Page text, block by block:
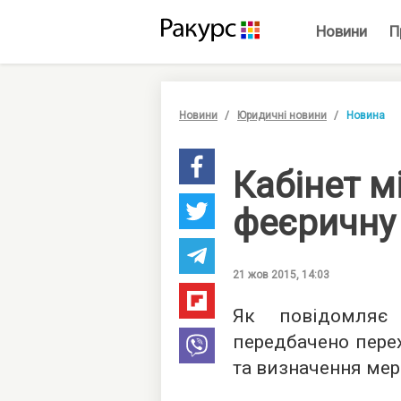
Новини
Новини Юридичні новини Новина
Кабінет
21 жов 2015, 14:03
Як повідомляє
передбачено
та визначення